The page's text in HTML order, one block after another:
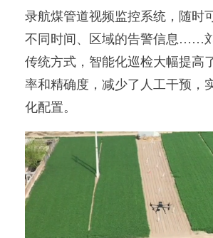
录航煤管道视频监控系统，随时
不同时间、区域的告警信息……
传统方式，智能化巡检大幅提高
率和精确度，减少了人工干预，
化配置。